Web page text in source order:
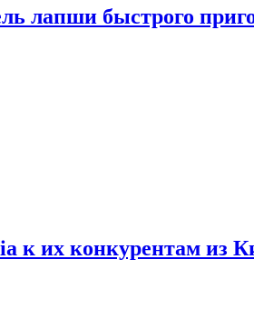
лапши быстрого
к их конкурентам из